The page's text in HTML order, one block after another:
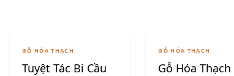
GỖ HÓA THẠCH
Tuyệt Tác Bi Cầu
GỖ HÓA THẠCH
Gỗ Hóa Thạch